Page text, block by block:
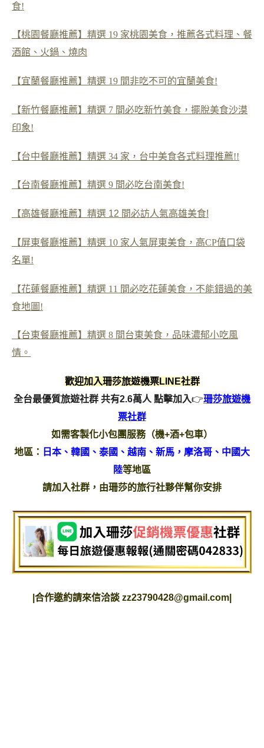
食!
【桃園餐廳推薦】精選 19 家桃園美食，推薦各式料理、餐
酒館、火鍋、燒肉
【宜蘭餐廳推薦】精選 19 間非吃不可的宜蘭美食!
【新竹餐廳推薦】精選 7 間必吃新竹美食，擺脫美食沙漠
印象!
【台中餐廳推薦】精選 34 家，台中美食各式料理推薦!!
【台南餐廳推薦】精選 9 間必吃台南美食!
【高雄餐廳推薦】精選 12 間必訪人氣高雄美食!
【屏東餐廳推薦】精選 10 家人氣屏東美食，高CP值口袋
名單!
【花蓮餐廳推薦】精選 11 間必吃花蓮美食，不能錯過的美
食地圖!
【台東餐廳推薦】精選 8 間台東美食，品味濃郁小吃風
情。
歡迎加入珊莎旅遊機票LINE社群
全台最優質旅遊社群 共有2.6萬人 點擊加入👉珊莎旅遊機
票社群
如需客製化小包團服務（機+酒+包車）
地區： 日本、韓國、泰國、越南、新馬，摩洛哥、中國大
陸等地區
請加入社群，由珊莎的旅行社夥伴幫你安排
合作邀約請來信洽談 zz23790428@gmail.com